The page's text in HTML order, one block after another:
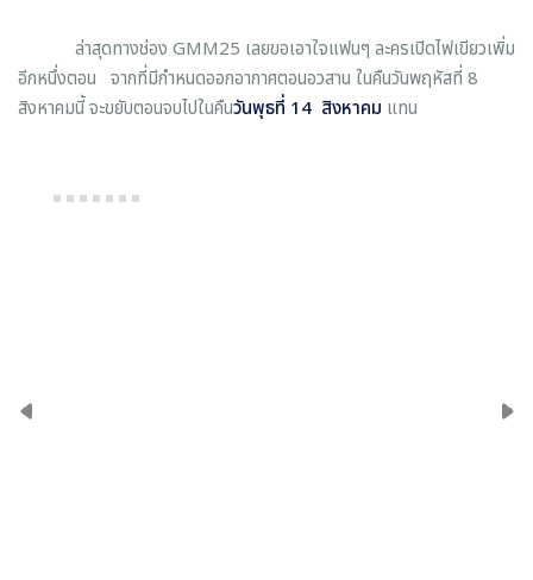
ล่าสุดทางช่อง GMM25 เลยขอเอาใจแฟนๆ ละครเปิดไฟเขียวเพิ่ม
อีกหนึ่งตอน จากที่มีกำหนดออกอากาศตอนอวสาน ในคืนวันพฤหัสที่ 8
สิงหาคมนี้ จะขยับตอนจบไปในคืนวันพุธที่ 14 สิงหาคม แทน